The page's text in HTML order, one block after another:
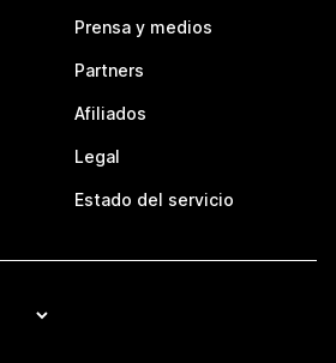
Prensa y medios
Partners
Afiliados
Legal
Estado del servicio